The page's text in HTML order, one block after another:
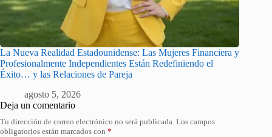
La Nueva Realidad Estadounidense: Las Mujeres Financiera y
Profesionalmente Independientes Están Redefiniendo el
Éxito… y las Relaciones de Pareja
agosto 5, 2026
Deja un comentario
Tu dirección de correo electrónico no será publicada. Los campos
obligatorios están marcados con *